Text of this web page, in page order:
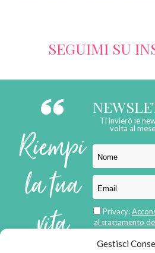
Gestisci
SEGUIMI SU
Riempi
la tua
vita
Ti invierò le
volta al mese
Privacy:
al trattamento